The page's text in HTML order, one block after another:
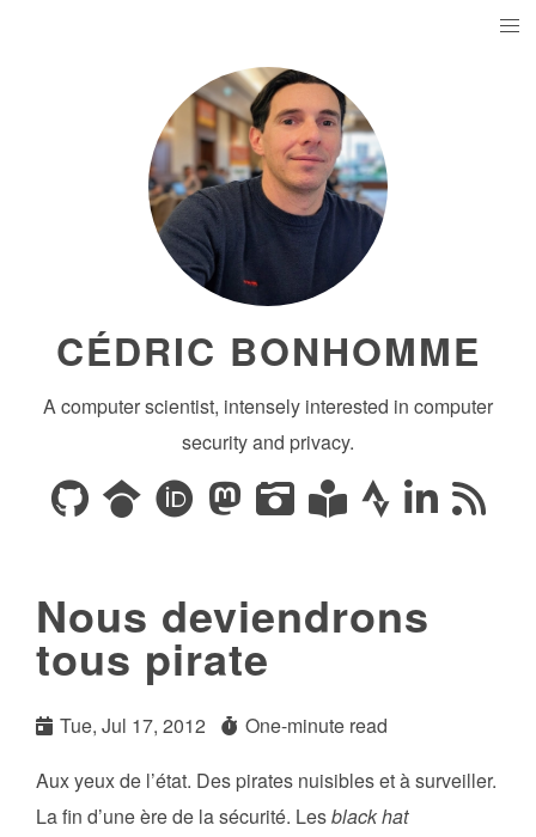
CÉDRIC BONHOMME
A computer scientist, intensely interested in computer
security and privacy.
Nous deviendrons
tous pirate
Tue, Jul 17, 2012
One-minute read
Aux yeux de l’état. Des pirates nuisibles et à surveiller.
La fin d’une ère de la sécurité. Lesblack hat